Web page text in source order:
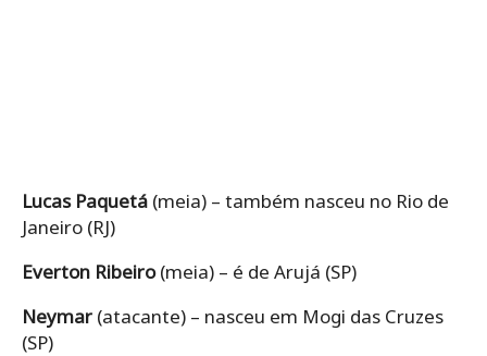
Lucas Paquetá (meia) – também nasceu no Rio de
Janeiro (RJ)
Everton Ribeiro(meia) – é de Arujá (SP)
Neymar (atacante) – nasceu em Mogi das Cruzes
(SP)